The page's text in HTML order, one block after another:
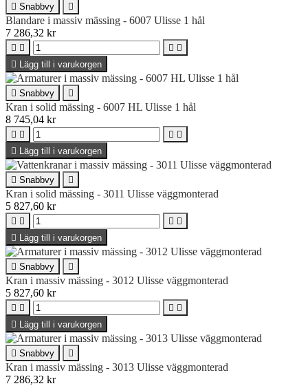
 Snabbvy 
Blandare i massiv mässing - 6007 Ulisse 1 hål
7 286,32 kr
   
 Lägg till i varukorgen
 Snabbvy 
Kran i solid mässing - 6007 HL Ulisse 1 hål
8 745,04 kr
   
 Lägg till i varukorgen
 Snabbvy 
Kran i solid mässing - 3011 Ulisse väggmonterad
5 827,60 kr
   
 Lägg till i varukorgen
 Snabbvy 
Kran i massiv mässing - 3012 Ulisse väggmonterad
5 827,60 kr
   
 Lägg till i varukorgen
 Snabbvy 
Kran i massiv mässing - 3013 Ulisse väggmonterad
7 286,32 kr